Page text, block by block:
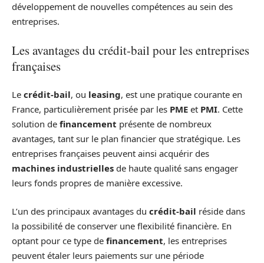
développement de nouvelles compétences au sein des
entreprises.
Les avantages du crédit-bail pour les entreprises
françaises
Le crédit-bail, ou leasing, est une pratique courante en
France, particulièrement prisée par les PME et PMI. Cette
solution de financement présente de nombreux
avantages, tant sur le plan financier que stratégique. Les
entreprises françaises peuvent ainsi acquérir des
machines industrielles de haute qualité sans engager
leurs fonds propres de manière excessive.
L’un des principaux avantages du crédit-bail réside dans
la possibilité de conserver une flexibilité financière. En
optant pour ce type de financement, les entreprises
peuvent étaler leurs paiements sur une période